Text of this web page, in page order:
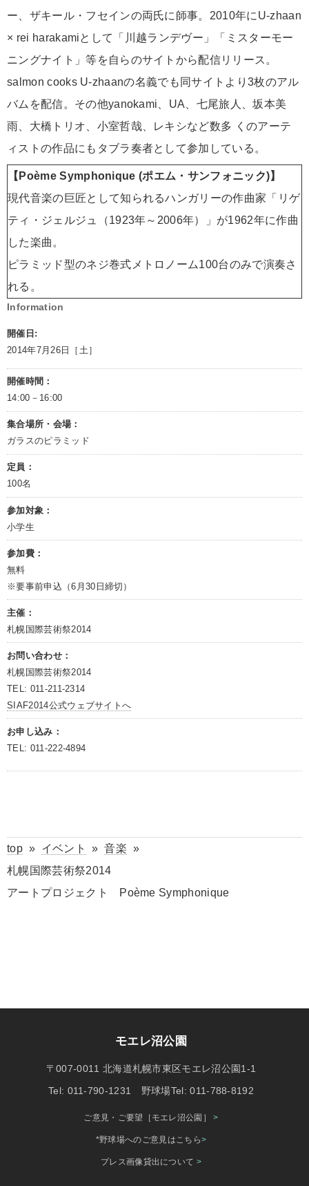
ー、ザキール・フセインの両氏に師事。2010年にU-zhaan
× rei harakamiとして「川越ランデヴー」「ミスターモー
ニングナイト」等を自らのサイトから配信リリース。
salmon cooks U-zhaanの名義でも同サイトより3枚のアル
バムを配信。その他yanokami、UA、七尾旅人、坂本美
雨、大橋トリオ、小室哲哉、レキシなど数多 くのアーテ
ィストの作品にもタブラ奏者として参加している。
【Poème Symphonique (ポエム・サンフォニック)】
現代音楽の巨匠として知られるハンガリーの作曲家「リゲ
ティ・ジェルジュ（1923年～2006年）」が1962年に作曲
した楽曲。
ピラミッド型のネジ巻式メトロノーム100台のみで演奏さ
れる。
Information
開催日:
2014年7月26日［土］
開催時間：
14:00－16:00
集合場所・会場：
ガラスのピラミッド
定員：
100名
参加対象：
小学生
参加費：
無料
※要事前申込（6月30日締切）
主催：
札幌国際芸術祭2014
お問い合わせ：
札幌国際芸術祭2014
TEL: 011-211-2314
SIAF2014公式ウェブサイトへ
お申し込み：
TEL: 011-222-4894
top» イベント »音楽 »
札幌国際芸術祭2014
アートプロジェクト Poème Symphonique
モエレ沼公園
〒007-0011 北海道札幌市東区モエレ沼公園1-1
Tel: 011-790-1231 野球場Tel: 011-788-8192
ご意見・ご要望［モエレ沼公園］>
*野球場へのご意見はこちら>
プレス画像貸出について >